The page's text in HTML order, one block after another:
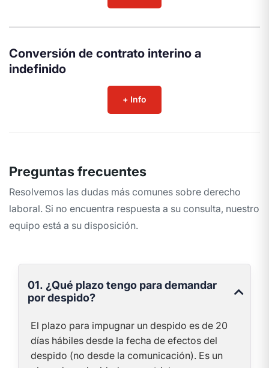
Conversión de contrato interino a
indefinido
+ Info
Preguntas frecuentes
Resolvemos las dudas más comunes sobre derecho
laboral. Si no encuentra respuesta a su consulta, nuestro
equipo está a su disposición.
01. ¿Qué plazo tengo para demandar
por despido?
El plazo para impugnar un despido es de 20
días hábiles desde la fecha de efectos del
despido (no desde la comunicación). Es un